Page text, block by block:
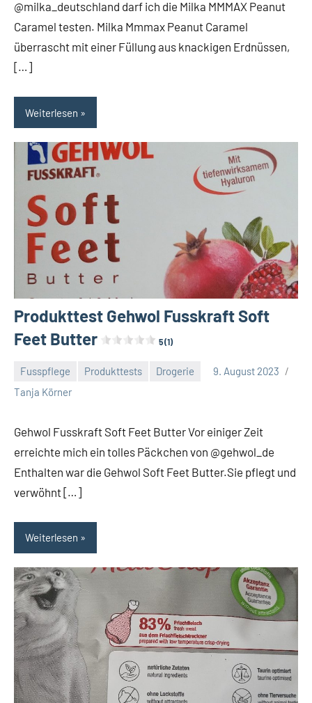
@milka_deutschland darf ich die Milka MMMAX Peanut
Caramel testen. Milka Mmmax Peanut Caramel
überrascht mit einer Füllung aus knackigen Erdnüssen,
[…]
Weiterlesen
Produkttest Gehwol Fusskraft Soft
Feet Butter
5 (1)
Fusspflege Produkttests Drogerie
9. August 2023
Tanja Körner
Keine
Gehwol Fusskraft Soft Feet Butter Vor einiger Zeit
erreichte mich ein tolles Päckchen von @gehwol_de
Enthalten war die Gehwol Soft Feet Butter.Sie pflegt und
verwöhnt […]
Weiterlesen